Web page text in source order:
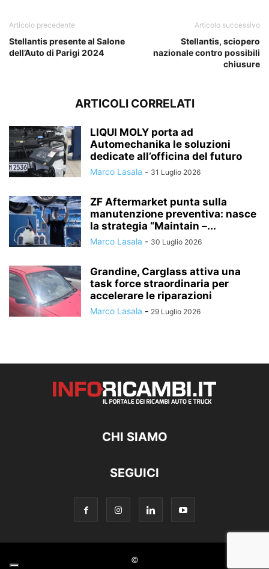
Articolo precedente
Stellantis presente al Salone
dell’Auto di Parigi 2024
Articolo successivo
Stellantis, sciopero
nazionale contro possibili
chiusure
ARTICOLI CORRELATI
LIQUI MOLY porta ad
Automechanika le soluzioni
dedicate all’officina del futuro
Marco Lasala - 31 Luglio 2026
ZF Aftermarket punta sulla
manutenzione preventiva: nasce
la strategia “Maintain –...
Marco Lasala - 30 Luglio 2026
Grandine, Carglass attiva una
task force straordinaria per
accelerare le riparazioni
Marco Lasala - 29 Luglio 2026
CHI SIAMO
SEGUICI
©